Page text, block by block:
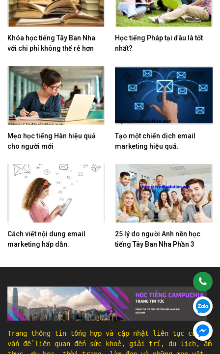
Khóa học tiếng Tây Ban Nha
với chi phí không thể rẻ hơn
Học tiếng Pháp tại đâu là tốt
nhất?
Mẹo học tiếng Hàn hiệu quả
cho người mới
Tạo một chiến dịch email
marketing hiệu quả.
Cách viết nội dung email
marketing hấp dẫn.
25 lý do người Anh nên học
tiếng Tây Ban Nha Phần 3
Trang thông tin tổng hợp và cập nhật liên tục các
vấn đề liên quan đến sức khoẻ, giải trí, du lịch, ẩm